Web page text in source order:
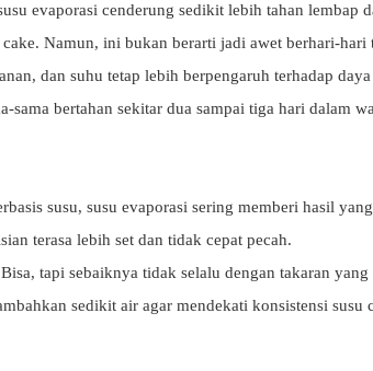
evaporasi cenderung sedikit lebih tahan lembap
Namun, ini bukan berarti jadi awet berhari-hari
dan suhu tetap lebih berpengaruh terhadap
sama bertahan sekitar dua sampai tiga hari dalam
susu, susu evaporasi sering memberi hasil
terasa lebih set dan tidak cepat pecah.
tapi sebaiknya tidak selalu dengan takaran yang
sedikit air agar mendekati konsistensi susu